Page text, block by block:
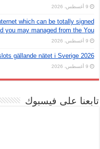
9 أغسطس، 2026
which can be totally signed
you may managed from the You
9 أغسطس، 2026
gällande nätet i Sverige 2026
9 أغسطس، 2026
تابعنا على فيسبوك